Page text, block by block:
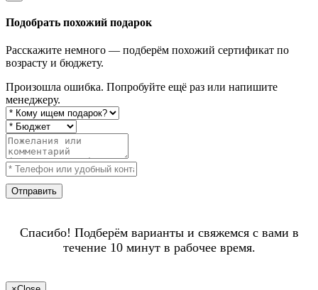
Подобрать похожий подарок
Расскажите немного — подберём похожий сертификат по
возрасту и бюджету.
Произошла ошибка. Попробуйте ещё раз или напишите
менеджеру.
Отправить
Спасибо! Подберём варианты и свяжемся с вами в
течение 10 минут в рабочее время.